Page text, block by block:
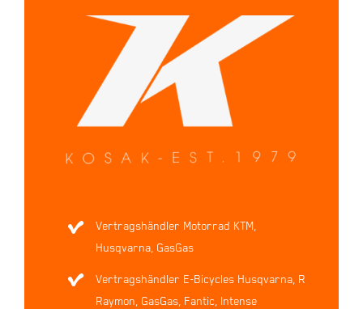
Vertragshändler Motorrad KTM,
Husqvarna, GasGas
Vertragshändler E-Bicycles Husqvarna, R
Raymon, GasGas, Fantic, Intense